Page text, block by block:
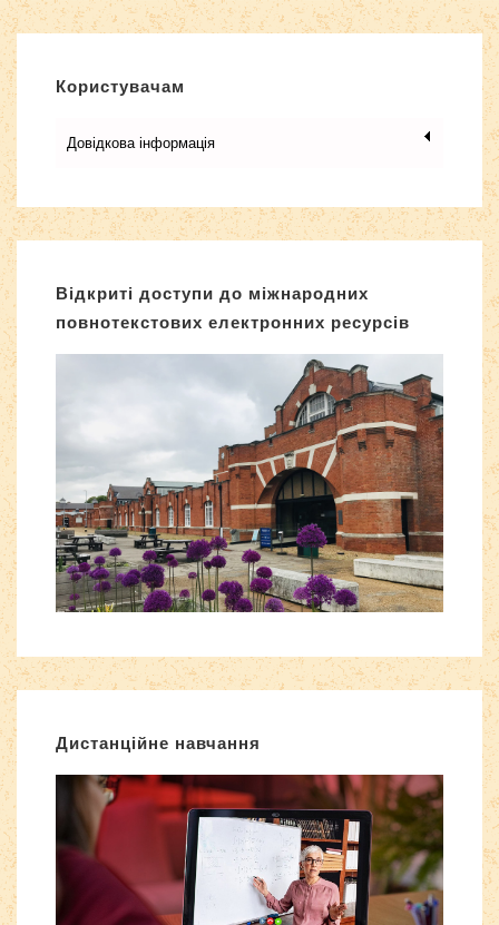
Користувачам
Довідкова інформація
Відкриті доступи до міжнародних
повнотекстових електронних ресурсів
Дистанційне навчання